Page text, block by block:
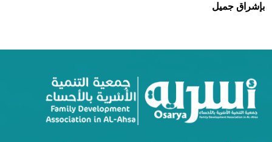
بإشراق جميل